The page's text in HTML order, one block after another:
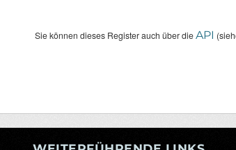
Sie können dieses Register auch über dieAPI